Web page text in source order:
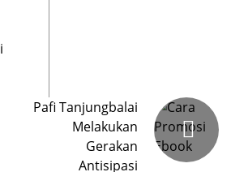
Pafi Tanjungbalai
Melakukan
Gerakan
Antisipasi